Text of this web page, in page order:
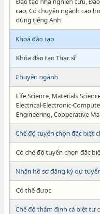
cao, Có chuyên ngành cao
dùng tiếng Anh
Khoá đào tạo
Khóa đào tạo Thạc sĩ
Chuyên ngành
Life Science, Materials
Electrical-Electronic-
Engineering, Cooperative
Chế độ tuyển chọn đăc biệt
Có chế độ tuyển chọn đăc
Nhận hồ sơ đăng ký dự
Có thể được
Chế độ thẩm định cá biệt tư